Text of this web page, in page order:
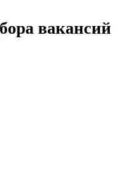
вакансий